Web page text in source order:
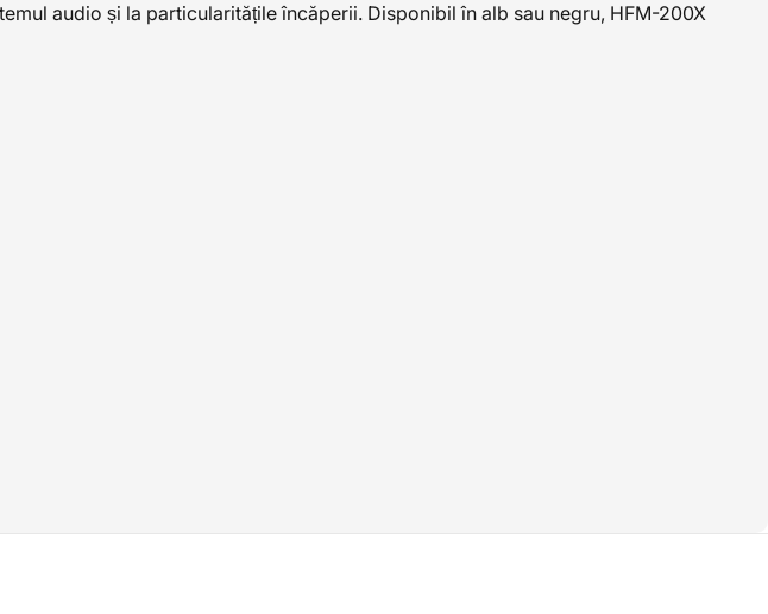
audio și la particularitățile încăperii. Disponibil în alb sau negru, HFM-200X